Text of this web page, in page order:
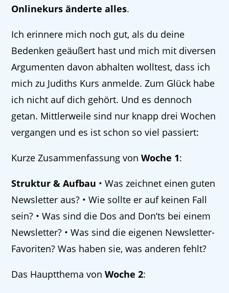
Onlinekurs änderte alles.
Ich erinnere mich noch gut, als du deine
Bedenken geäußert hast und mich mit diversen
Argumenten davon abhalten wolltest, dass ich
mich zu Judiths Kurs anmelde. Zum Glück habe
ich nicht auf dich gehört. Und es dennoch
getan. Mittlerweile sind nur knapp drei Wochen
vergangen und es ist schon so viel passiert:
Kurze Zusammenfassung vonWoche 1:
Struktur & Aufbau • Was zeichnet einen guten
Newsletter aus? • Wie sollte er auf keinen Fall
sein? • Was sind die Dos and Don’ts bei einem
Newsletter? • Was sind die eigenen Newsletter-
Favoriten? Was haben sie, was anderen fehlt?
Das Hauptthema vonWoche 2: